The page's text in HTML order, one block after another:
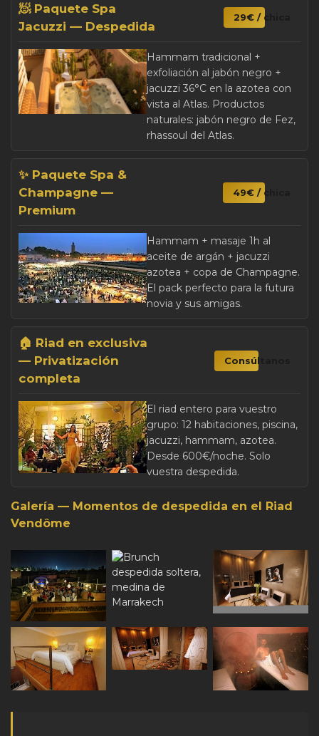
🧖 Paquete Spa
Jacuzzi — Despedida
29€ / chica
Hammam tradicional +
exfoliación al jabón negro +
jacuzzi 36°C en la azotea con
vista al Atlas. Productos
naturales: jabón negro de Fez,
rhassoul del Atlas.
✨ Paquete Spa &
Champagne —
Premium
49€ / chica
Hammam + masaje 1h al
aceite de argán + jacuzzi
azotea + copa de Champagne.
El pack perfecto para la futura
novia y sus amigas.
🏠 Riad en exclusiva
— Privatización
completa
Consúltanos
El riad entero para vuestro
grupo: 12 habitaciones, piscina,
jacuzzi, hammam, azotea.
Desde 600€/noche. Solo
vuestra despedida.
Galería — Momentos de despedida en el Riad
Vendôme